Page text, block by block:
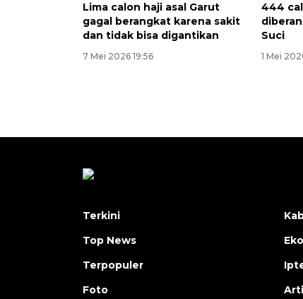
Lima calon haji asal Garut
gagal berangkat karena sakit
dan tidak bisa digantikan
7 Mei 2026 19:56
444
Suci
1 Mei
Terkini
Top News
Terpopuler
Foto